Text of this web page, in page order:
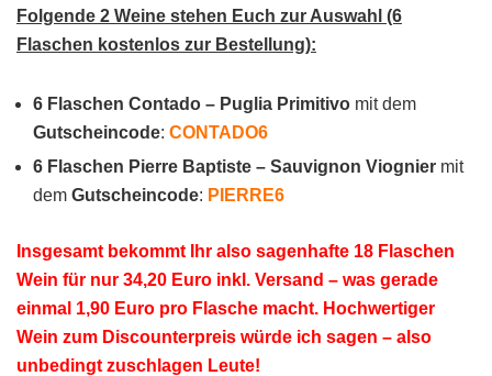
Folgende 2 Weine stehen Euch zur Auswahl (6
Flaschen kostenlos zur Bestellung):
6 Flaschen Contado – Puglia Primitivo mit dem
Gutscheincode: CONTADO6
6 Flaschen Pierre Baptiste – Sauvignon Viognier mit
dem Gutscheincode: PIERRE6
Insgesamt bekommt Ihr also sagenhafte 18 Flaschen
Wein für nur 34,20 Euro inkl. Versand – was gerade
einmal 1,90 Euro pro Flasche macht. Hochwertiger
Wein zum Discounterpreis würde ich sagen – also
unbedingt zuschlagen Leute!